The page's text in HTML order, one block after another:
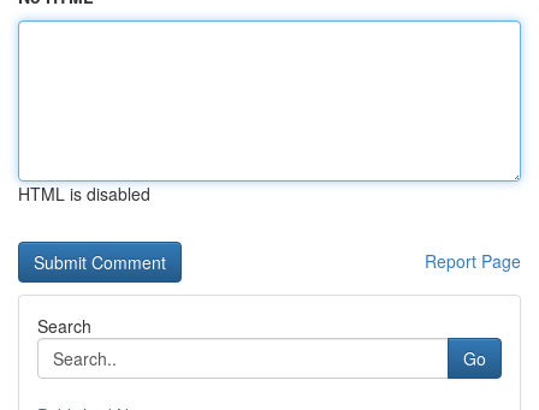
HTML is disabled
Report Page
Search
Go